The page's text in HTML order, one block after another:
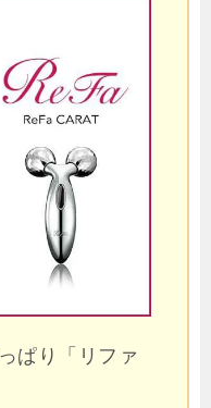
ぱり「リファ